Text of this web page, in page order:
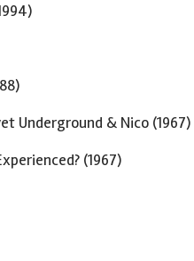
Underground & Nico (1967)
(1967)